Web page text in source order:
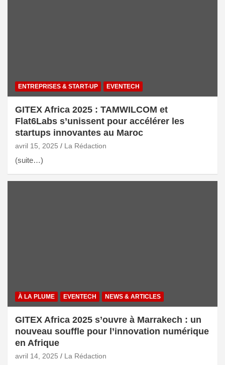
ENTREPRISES & START-UP EVENTECH
GITEX Africa 2025 : TAMWILCOM et
Flat6Labs s’unissent pour accélérer les
startups innovantes au Maroc
avril 15, 2025 La Rédaction
(suite…)
À LA PLUME EVENTECH NEWS & ARTICLES
GITEX Africa 2025 s’ouvre à Marrakech : un
nouveau souffle pour l’innovation numérique
en Afrique
avril 14, 2025 La Rédaction